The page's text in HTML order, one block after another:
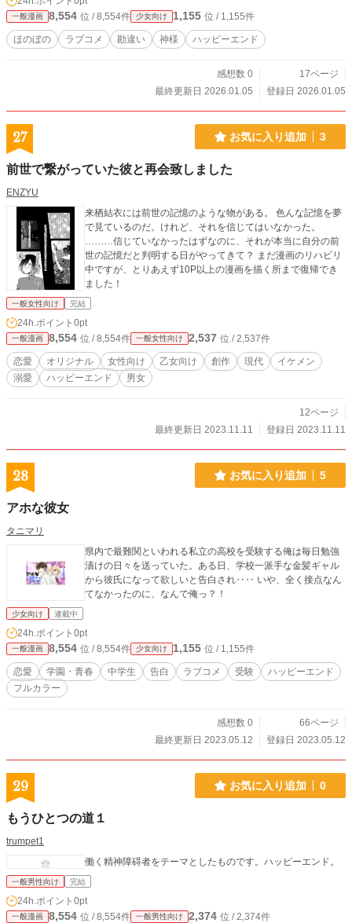
一般漫画 8,554 位 / 8,554件 少女向け 1,155 位 / 1,155件
ほのぼの ラブコメ 勘違い 神様 ハッピーエンド
感想数 0
17ページ
最終更新日 2026.01.05
登録日 2026.01.05
27 お気に入り追加 3
前世で繋がっていた彼と再会致しました
ENZYU
来栖結衣には前世の記憶のような物がある。 色んな記憶を夢
で見ているのだ。けれど、それを信じてはいなかった。
………信じていなかったはずなのに、それが本当に自分の前
世の記憶だと判明する日がやってきて？ まだ漫画のリハビリ
中ですが、とりあえず10P以上の漫画を描く所まで復帰でき
ました！
一般女性向け 完結
24h.ポイント 0pt
一般漫画 8,554 位 / 8,554件 一般女性向け 2,537 位 / 2,537件
恋愛 オリジナル 女性向け 乙女向け 創作 現代
イケメン
溺愛
ハッピーエンド 男女
12ページ
最終更新日 2023.11.11
登録日 2023.11.11
28 お気に入り追加 5
アホな彼女
タニマリ
県内で最難関といわれる私立の高校を受験する俺は毎日勉強
漬けの日々を送っていた。ある日、学校一派手な金髪ギャル
から彼氏になって欲しいと告白され‥‥ いや、全く接点なん
てなかったのに、なんで俺っ？！
少女向け 連載中
24h.ポイント 0pt
一般漫画 8,554 位 / 8,554件 少女向け 1,155 位 / 1,155件
恋愛 学園・青春 中学生 告白 ラブコメ 受験
ハッピーエンド
フルカラー
感想数 0
66ページ
最終更新日 2023.05.12
登録日 2023.05.12
29 お気に入り追加 0
もうひとつの道１
trumpet1
働く精神障碍者をテーマとしたものです。ハッピーエンド。
一般男性向け 完結
24h.ポイント 0pt
一般漫画 8,554 位 / 8,554件 一般男性向け 2,374 位 / 2,374件